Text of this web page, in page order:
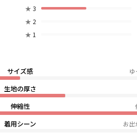
★ 3
★ 2
★ 1
サイズ感 ゆ
生地の厚さ
伸縮性
着用シーン お出